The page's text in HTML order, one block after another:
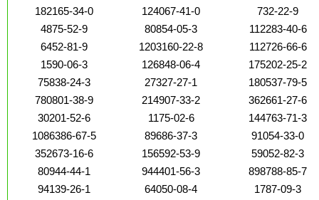
182165-34-0
124067-41-0
732-22-9
4875-52-9
80854-05-3
112283-40-6
6452-81-9
1203160-22-8
112726-66-6
1590-06-3
126848-06-4
175202-25-2
75838-24-3
27327-27-1
180537-79-5
780801-38-9
214907-33-2
362661-27-6
30201-52-6
1175-02-6
144763-71-3
1086386-67-5
89686-37-3
91054-33-0
352673-16-6
156592-53-9
59052-82-3
80944-44-1
944401-56-3
898788-85-7
94139-26-1
64050-08-4
1787-09-3